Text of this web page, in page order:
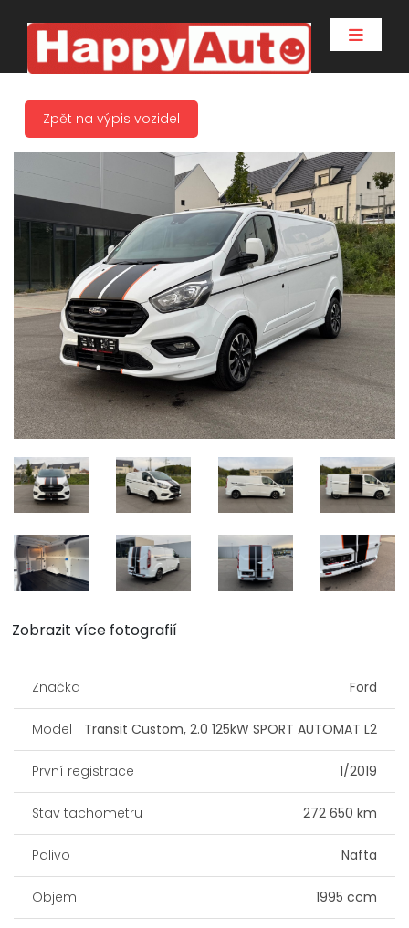
Zpět na výpis vozidel
Zobrazit více fotografií
Značka Ford
Model Transit Custom, 2.0 125kW SPORT AUTOMAT L2
První registrace 1/2019
Stav tachometru 272 650 km
Palivo Nafta
Objem 1995 ccm